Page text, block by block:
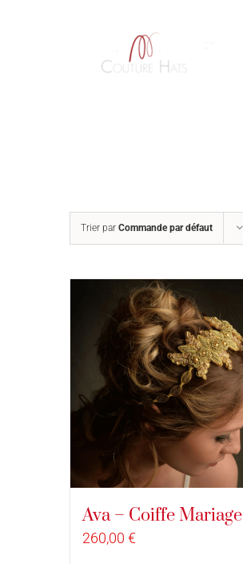
Trier par Commande par défaut
Ava – Coiffe Mariage
260,00 €